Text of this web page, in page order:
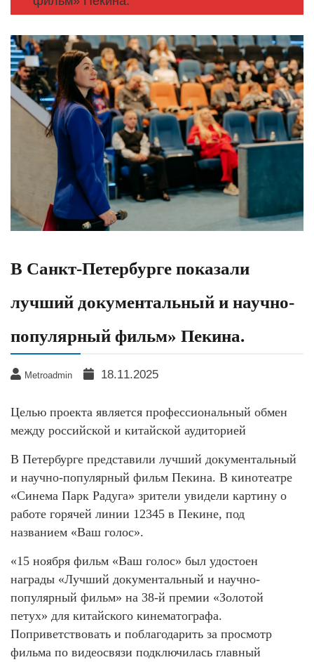
В Санкт-Петербурге показали
лучший документальный и научно-
популярный фильм» Пекина.
Metroadmin 18.11.2025
Целью проекта является профессиональный обмен
между российской и китайской аудиторией
В Петербурге представили лучший документальный
и научно-популярный фильм Пекина. В кинотеатре
«Синема Парк Радуга» зрители увидели картину о
работе горячей линии 12345 в Пекине, под
названием «Ваш голос».
«15 ноября фильм «Ваш голос» был удостоен
награды «Лучший документальный и научно-
популярный фильм» на 38-й премии «Золотой
петух» для китайского кинематографа.
Поприветствовать и поблагодарить за просмотр
фильма по видеосвязи подключилась главный